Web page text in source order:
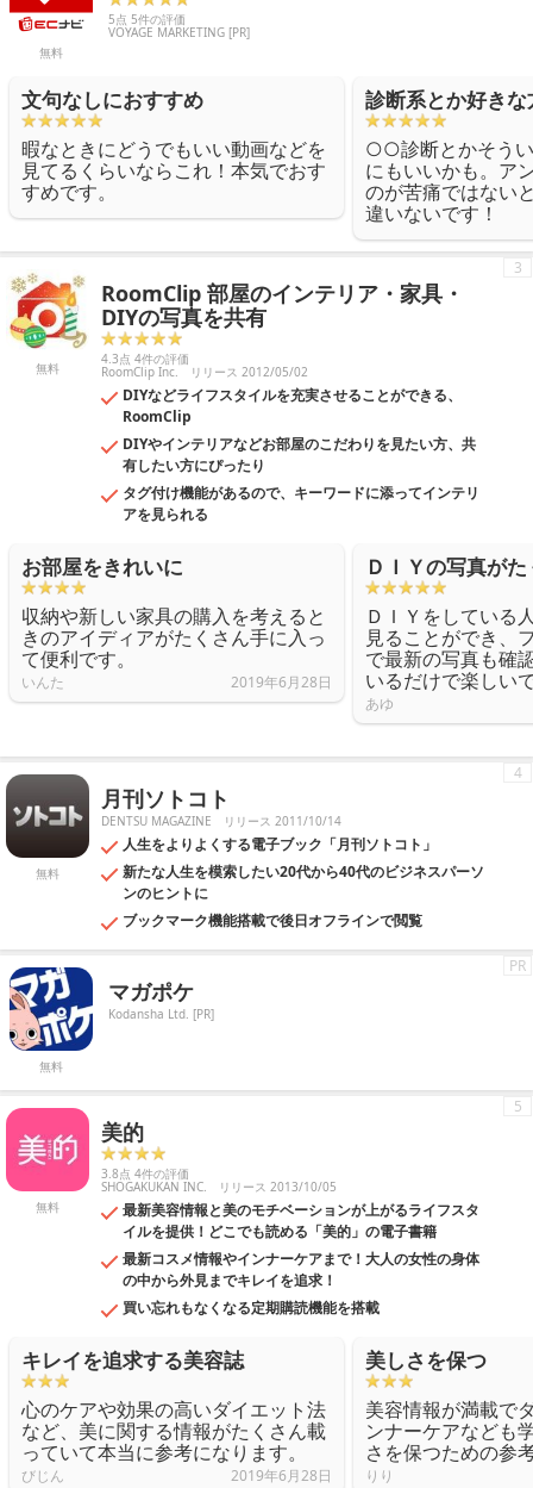
無料
5点 5件の評価
VOYAGE MARKETING [PR]
文句なしにおすすめ
暇なときにどうでもいい動画などを
見てるくらいならこれ！本気でおす
すめです。
診断系とか好きな
○○診断とかそう
にもいいかも。ア
のが苦痛ではない
違いないです！
無料
RoomClip 部屋のインテリア・家具・
DIYの写真を共有
4.3点 4件の評価
RoomClip Inc. リリース 2012/05/02
DIYなどライフスタイルを充実させることができる、
RoomClip
DIYやインテリアなどお部屋のこだわりを見たい方、共
有したい方にぴったり
タグ付け機能があるので、キーワードに添ってインテリ
アを見られる
3
お部屋をきれいに
収納や新しい家具の購入を考えると
きのアイディアがたくさん手に入っ
て便利です。
いんた 2019年6月28日
ＤＩＹの写真が
ＤＩＹをしている
見ることができ、
で最新の写真も確
いるだけで楽しい
あゆ
無料
月刊ソトコト
DENTSU MAGAZINE リリース 2011/10/14
人生をよりよくする電子ブック「月刊ソトコト」
新たな人生を模索したい20代から40代のビジネスパーソ
ンのヒントに
ブックマーク機能搭載で後日オフラインで閲覧
4
無料
マガポケ
Kodansha Ltd. [PR]
PR
無料
美的
3.8点 4件の評価
SHOGAKUKAN INC. リリース 2013/10/05
最新美容情報と美のモチベーションが上がるライフスタ
イルを提供！どこでも読める「美的」の電子書籍
最新コスメ情報やインナーケアまで！大人の女性の身体
の中から外見までキレイを追求！
買い忘れもなくなる定期購読機能を搭載
5
キレイを追求する美容誌
心のケアや効果の高いダイエット法
など、美に関する情報がたくさん載
っていて本当に参考になります。
びじん 2019年6月28日
美しさを保つ
美容情報が満載で
ンナーケアなども
さを保つための参
りり